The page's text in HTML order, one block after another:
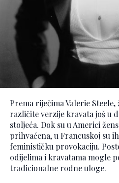
Prema riječima Valerie
različite verzije kravata još u
stoljeća. Dok su u Americi
prihvaćena, u Francuskoj su
feminističku provokaciju.
odijelima i kravatama mogle
tradicionalne rodne uloge.